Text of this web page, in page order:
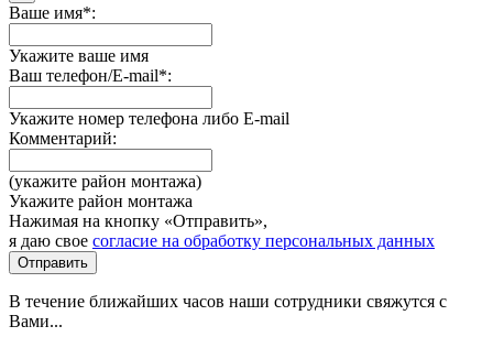
Ваше имя*:
Укажите ваше имя
Ваш телефон/E-mail*:
Укажите номер телефона либо E-mail
Комментарий:
(укажите район монтажа)
Укажите район монтажа
Нажимая на кнопку «Отправить»,
я даю свое согласие на обработку персональных данных
Отправить
В течение ближайших часов наши сотрудники свяжутся с
Вами...